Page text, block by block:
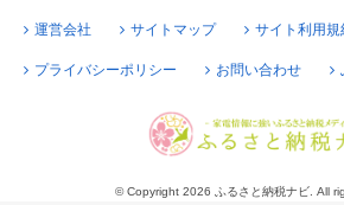
運営会社 サイトマップ サイト利用規
プライバシーポリシー お問い合わせ
© Copyright 2026 ふるさと納税ナビ. All